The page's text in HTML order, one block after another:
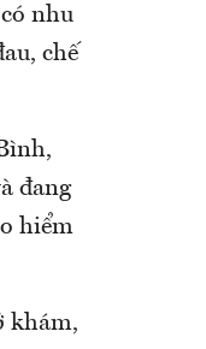
nhu
chế
đang
hiểm
khám,